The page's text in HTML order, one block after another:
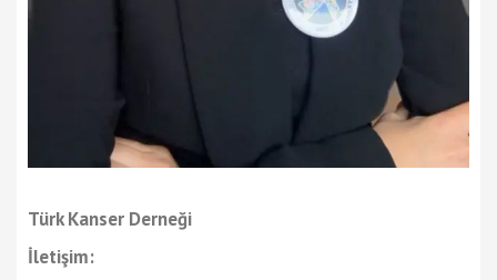
Türk Kanser Derneği
İletişim: